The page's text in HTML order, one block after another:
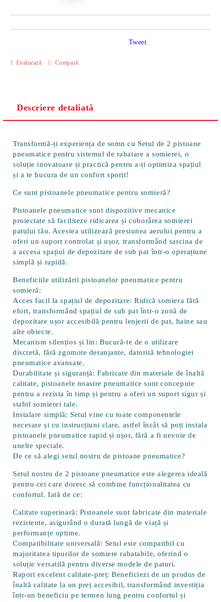
Evaluează Compară
Tweet
Descriere detaliată
Transformă-ți experiența de somn cu Setul de 2 pistoane
pneumatice pentru sistemul de rabatare a somierei, o
soluție inovatoare și practică pentru a-ți optimiza spațiul
și a te bucura de un confort sporit!
Ce sunt pistoanele pneumatice pentru somieră?
Pistoanele pneumatice sunt dispozitive mecanice
proiectate să faciliteze ridicarea și coborârea somierei
patului tău. Acestea utilizează presiunea aerului pentru a
oferi un suport controlat și ușor, transformând sarcina de
a accesa spațiul de depozitare de sub pat într-o operațiune
simplă și rapidă.
Beneficiile utilizării pistoanelor pneumatice pentru
somieră:
Acces facil la spațiul de depozitare: Ridică somiera fără
efort, transformând spațiul de sub pat într-o zonă de
depozitare ușor accesibilă pentru lenjerii de pat, haine sau
alte obiecte.
Mecanism silențios și lin: Bucură-te de o utilizare
discretă, fără zgomote deranjante, datorită tehnologiei
pneumatice avansate.
Durabilitate și siguranță: Fabricate din materiale de înaltă
calitate, pistoanele noastre pneumatice sunt concepute
pentru a rezista în timp și pentru a oferi un suport sigur și
stabil somierei tale.
Instalare simplă: Setul vine cu toate componentele
necesare și cu instrucțiuni clare, astfel încât să poți instala
pistoanele pneumatice rapid și ușor, fără a fi nevoie de
unelte speciale.
De ce să alegi setul nostru de pistoane pneumatice?
Setul nostru de 2 pistoane pneumatice este alegerea ideală
pentru cei care doresc să combine funcționalitatea cu
confortul. Iată de ce:
Calitate superioară: Pistoanele sunt fabricate din materiale
rezistente, asigurând o durată lungă de viață și
performanțe optime.
Compatibilitate universală: Setul este compatibil cu
majoritatea tipurilor de somiere rabatabile, oferind o
soluție versatilă pentru diverse modele de paturi.
Raport excelent calitate-preț: Beneficiezi de un produs de
înaltă calitate la un preț accesibil, transformând investiția
într-un beneficiu pe termen lung pentru confortul și